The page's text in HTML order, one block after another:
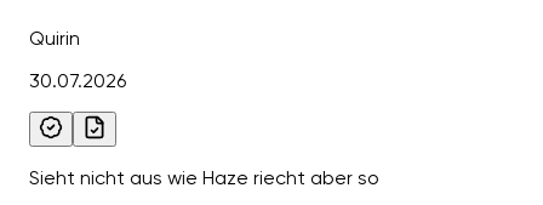
Quirin
30.07.2026
Sieht nicht aus wie Haze riecht aber so